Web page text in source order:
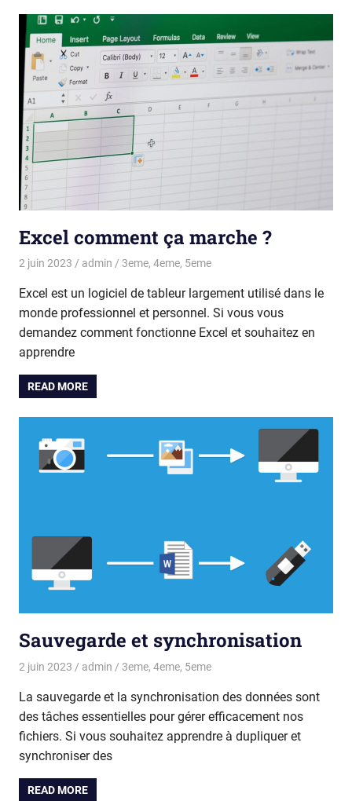
Excel comment ça marche ?
2 juin 2023 admin 3eme, 4eme, 5eme
Excel est un logiciel de tableur largement utilisé dans le
monde professionnel et personnel. Si vous vous
demandez comment fonctionne Excel et souhaitez en
apprendre
READ MORE
Sauvegarde et synchronisation
2 juin 2023 admin 3eme, 4eme, 5eme
La sauvegarde et la synchronisation des données sont
des tâches essentielles pour gérer efficacement nos
fichiers. Si vous souhaitez apprendre à dupliquer et
synchroniser des
READ MORE